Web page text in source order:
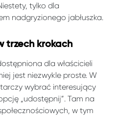
tylko dla
nadgryzionego jabłuszka.
trzech krokach
dla właścicieli
jest niezwykle proste. W
wybrać interesujący
„udostępnij”. Tam na
w tym